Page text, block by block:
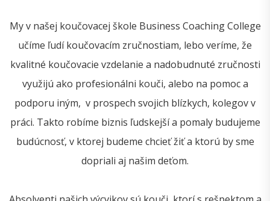
My v našej koučovacej škole Business Coaching College
učíme ľudí koučovacím zručnostiam, lebo veríme, že
kvalitné koučovacie vzdelanie a nadobudnuté zručnosti
využijú ako profesionálni kouči, alebo na pomoc a
podporu iným, v prospech svojich blízkych, kolegov v
práci. Takto robíme biznis ľudskejší a pomaly budujeme
budúcnosť, v ktorej budeme chcieť žiť a ktorú by sme
dopriali aj našim deťom.